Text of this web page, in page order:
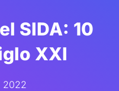
SIDA: 10
XXI
2022